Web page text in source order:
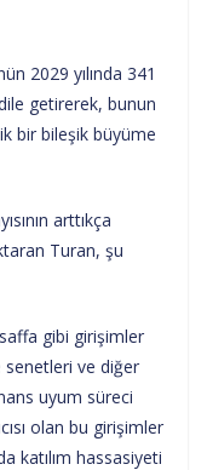
2029 yılında 341
getirerek, bunun
bir bileşik büyüme
arttıkça
Turan, şu
gibi girişimler
senetleri ve diğer
uyum süreci
olan bu girişimler
katılım hassasiyeti